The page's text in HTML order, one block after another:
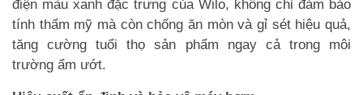
điện màu xanh đặc trưng của Wilo, không chỉ đảm bảo
tính thẩm mỹ mà còn chống ăn mòn và gỉ sét hiệu quả,
tăng cường tuổi thọ sản phẩm ngay cả trong môi
trường ẩm ướt.